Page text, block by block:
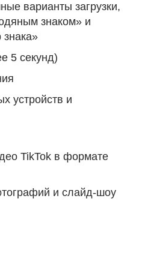
варианты загрузки,
знаком» и
знака»
5 секунд)
устройств и
TikTok в формате
и слайд-шоу